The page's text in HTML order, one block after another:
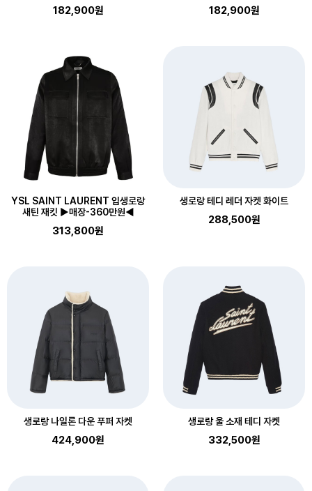
182,900원 182,900원
YSL SAINT LAURENT 입생로랑
새틴 재킷 ▶매장-360만원◀
313,800원
생로랑 테디 레더 자켓 화이트
288,500원
생로랑 나일론 다운 푸퍼 자켓
424,900원
생로랑 울 소재 테디 자켓
332,500원